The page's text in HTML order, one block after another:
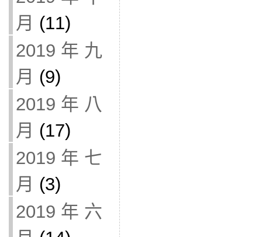
月 (11)
2019 年 九
月 (9)
2019 年 八
月 (17)
2019 年 七
月 (3)
2019 年 六